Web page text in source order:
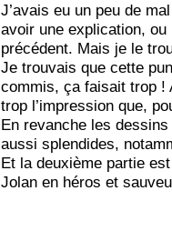
J’avais eu un peu de
avoir une explication, ou
précédent. Mais je le
Je trouvais que cette
commis, ça faisait trop !
trop l’impression que,
En revanche les
aussi splendides,
Et la deuxième partie
Jolan en héros et